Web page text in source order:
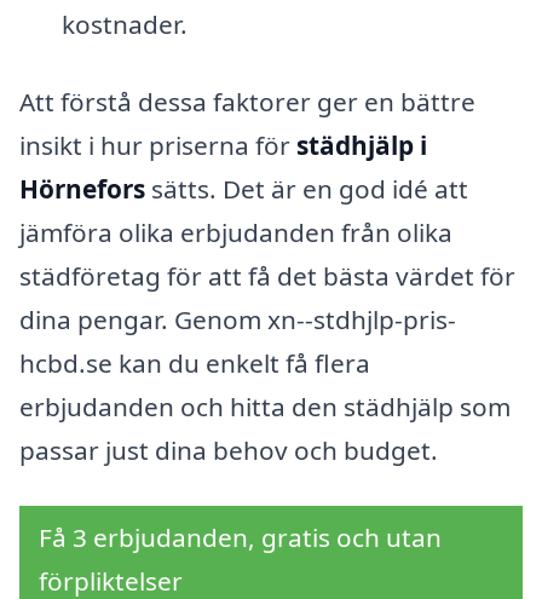
kostnader.
Att förstå dessa faktorer ger en bättre
insikt i hur priserna för städhjälp i
Hörnefors sätts. Det är en god idé att
jämföra olika erbjudanden från olika
städföretag för att få det bästa värdet för
dina pengar. Genom xn--stdhjlp-pris-
hcbd.se kan du enkelt få flera
erbjudanden och hitta den städhjälp som
passar just dina behov och budget.
Få 3 erbjudanden, gratis och utan
förpliktelser